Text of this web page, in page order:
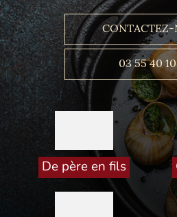
03 55 40
De père en fils